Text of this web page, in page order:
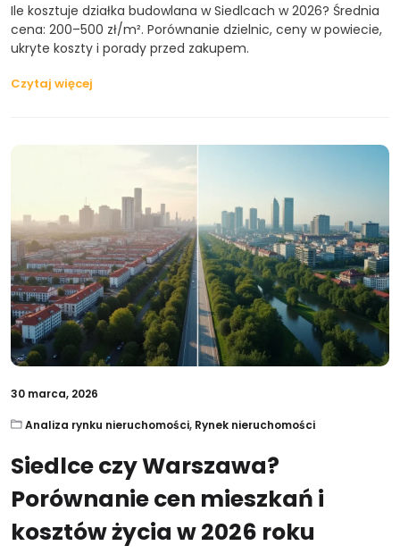
Ile kosztuje działka budowlana w Siedlcach w 2026? Średnia
cena: 200–500 zł/m². Porównanie dzielnic, ceny w powiecie,
ukryte koszty i porady przed zakupem.
Czytaj więcej
30 marca, 2026
Analiza rynku nieruchomości, Rynek nieruchomości
Siedlce czy Warszawa?
Porównanie cen mieszkań i
kosztów życia w 2026 roku